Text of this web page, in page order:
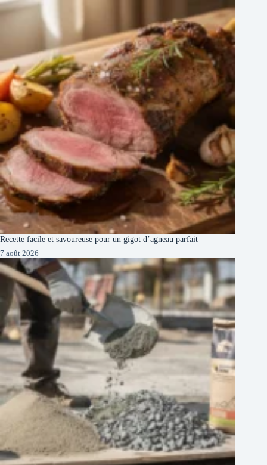
Recette facile et savoureuse pour un gigot d’agneau parfait
7 août 2026